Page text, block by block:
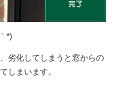
*)
劣化してしまうと窓からの
しまいます。